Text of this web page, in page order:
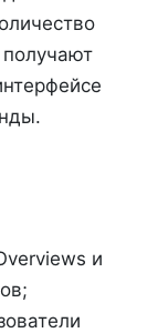
получают
и